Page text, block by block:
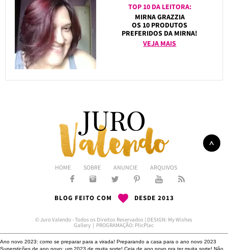
TOP 10 DA LEITORA:
MIRNA GRAZZIA
OS 10 PRODUTOS
PREFERIDOS DA MIRNA!
VEJA MAIS
HOME SOBRE ANUNCIE ARQUIVOS
BLOG FEITO COM DESDE 2013
© Juro Valendo - Todos os Direitos Reservados | DESIGN: My Wishes
Gallery | PROGRAMAÇÃO: PlicPlac
Ano novo 2023: como se preparar para a virada! Preparando a casa para o ano novo 2023
Superstições de ano novo: um 2023 de muita sorte! Ceia de ano novo pra ter muita sorte! Não